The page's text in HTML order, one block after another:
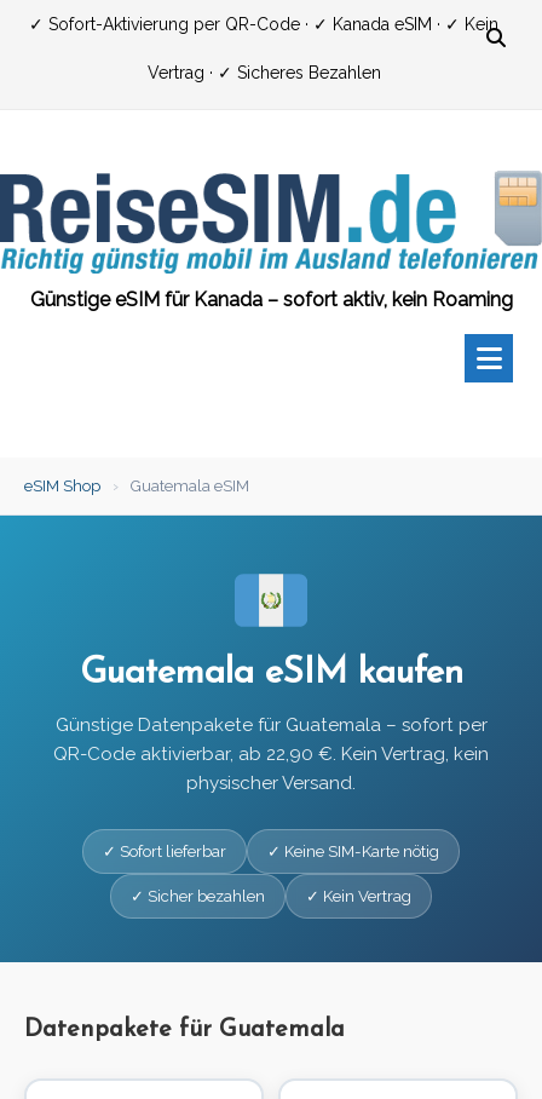
Zum✓ Sofort-Aktivierung per QR-Code · ✓ Kanada eSIM · ✓ Kein
Vertrag · ✓ Sicheres Bezahlen
Günstige eSIM für Kanada – sofort aktiv, kein Roaming
eSIM Shop › Guatemala eSIM
Guatemala eSIM kaufen
Günstige Datenpakete für Guatemala – sofort per
QR-Code aktivierbar, ab 22,90 €. Kein Vertrag, kein
physischer Versand.
✓ Sofort lieferbar ✓ Keine SIM-Karte nötig
✓ Sicher bezahlen ✓ Kein Vertrag
Datenpakete für Guatemala